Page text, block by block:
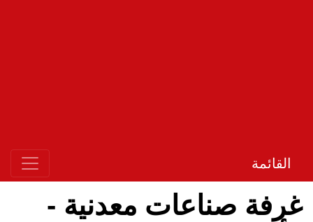
القائمة
غرفة صناعات معدنية -